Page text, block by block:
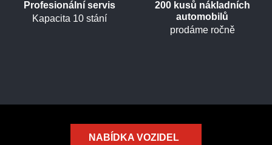
Profesionální servis
Kapacita 10 stání
200 kusů nákladních
automobilů
prodáme ročně
NABÍDKA VOZIDEL